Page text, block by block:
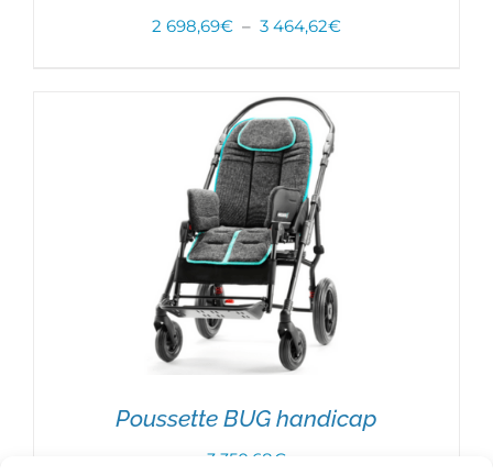
2 698,69€ – 3 464,62€
Poussette BUG handicap
3 350,68 €